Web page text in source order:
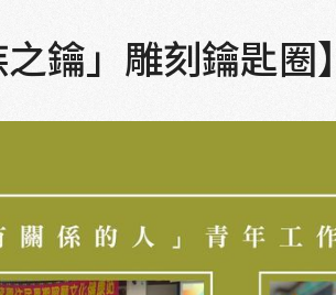
鑰」雕刻鑰匙圈